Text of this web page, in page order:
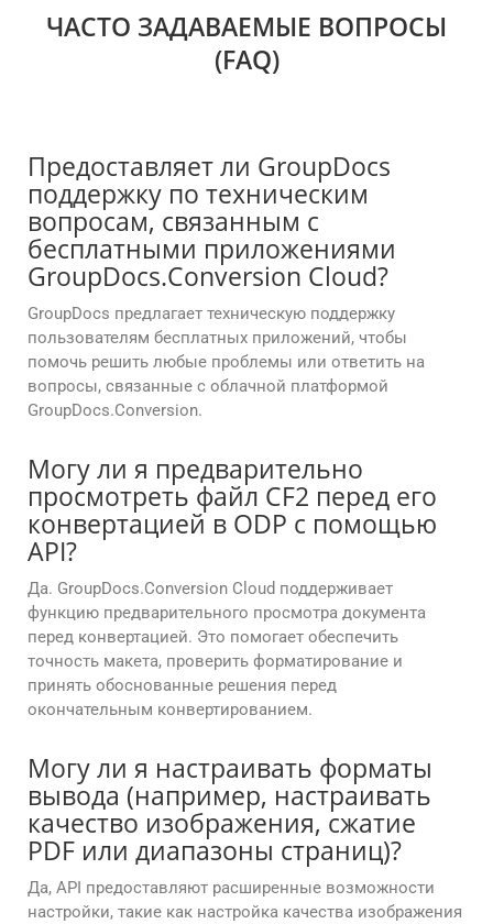
ЧАСТО ЗАДАВАЕМЫЕ ВОПРОСЫ
(FAQ)
Предоставляет ли GroupDocs
поддержку по техническим
вопросам, связанным с
бесплатными приложениями
GroupDocs.Conversion Cloud?
GroupDocs предлагает техническую поддержку
пользователям бесплатных приложений, чтобы
помочь решить любые проблемы или ответить на
вопросы, связанные с облачной платформой
GroupDocs.Conversion.
Могу ли я предварительно
просмотреть файл CF2 перед его
конвертацией в ODP с помощью
API?
Да. GroupDocs.Conversion Cloud поддерживает
функцию предварительного просмотра документа
перед конвертацией. Это помогает обеспечить
точность макета, проверить форматирование и
принять обоснованные решения перед
окончательным конвертированием.
Могу ли я настраивать форматы
вывода (например, настраивать
качество изображения, сжатие
PDF или диапазоны страниц)?
Да, API предоставляют расширенные возможности
настройки, такие как настройка качества изображения